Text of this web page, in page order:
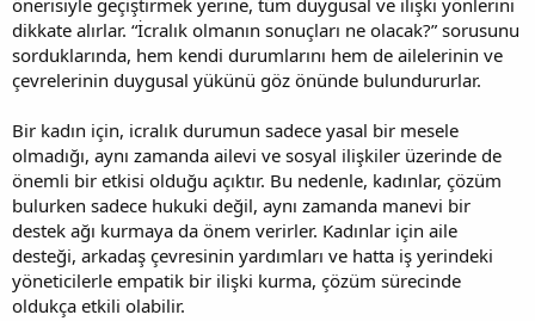
dikkate alırlar. “İcralık olmanın sonuçları ne olacak?” sorusunu
sorduklarında, hem kendi durumlarını hem de ailelerinin ve
çevrelerinin duygusal yükünü göz önünde bulundururlar.
Bir kadın için, icralık durumun sadece yasal bir mesele
olmadığı, aynı zamanda ailevi ve sosyal ilişkiler üzerinde de
önemli bir etkisi olduğu açıktır. Bu nedenle, kadınlar, çözüm
bulurken sadece hukuki değil, aynı zamanda manevi bir
destek ağı kurmaya da önem verirler. Kadınlar için aile
desteği, arkadaş çevresinin yardımları ve hatta iş yerindeki
yöneticilerle empatik bir ilişki kurma, çözüm sürecinde
oldukça etkili olabilir.